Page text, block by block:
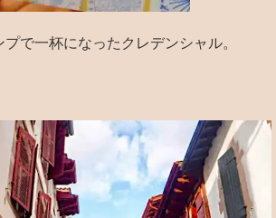
で一杯になったクレデンシャル。